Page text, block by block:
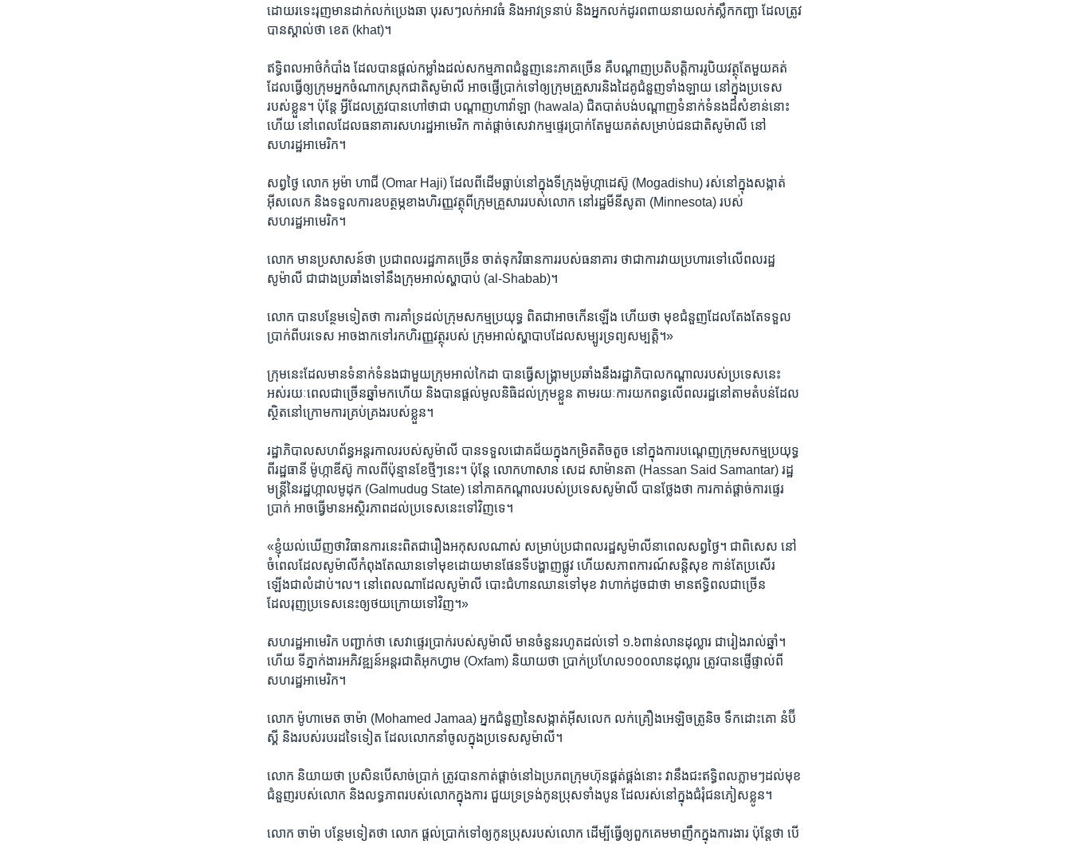
​ដោយ​រទេះ​រុញ​មាន​ដាក់លក់​ប្រេង​ឆា បុរសៗ​លក់អាវធំ និង​អាវទ្រនាប់ និង​អ្នក​លក់ដូរពពាយនាយលក់ស្លឹកកញ្ឆា ដែល​ត្រូវ​
បាន​ស្គាល់​ថា​ ខេត (khat)។
ឥទ្ធិពល​អាថ៌កំបាំង ​ដែល​បានផ្តល់​កម្លាំង​ដល់​សកម្មភាព​ជំនួញនេះ​ភាគច្រើន គឺបណ្តាញ​ប្រតិបត្តិការរូបិយវត្ថុ​តែ​មួយ​គត់ ​
ដែល​ធ្វើឲ្យ​ក្រុម​អ្នក​ចំណាក​ស្រុក​ជាតិ​សូម៉ាលី​ អាច​ផ្ញើ​ប្រាក់ទៅ​ឲ្យក្រុមគ្រួសារ​និង​ដៃ​គូ​ជំនួញ​ទាំងឡាយ នៅក្នុង​ប្រទេស​
របស់​ខ្លួន។​ ប៉ុន្តែ អ្វី​ដែល​ត្រូវ​បាន​ហៅថាជា ​បណ្តាញ​ហាវ៉ាឡា (hawala) ជិត​បាត់​បង់បណ្តាញ​ទំនាក់​ទំនង​ដ៏​សំខាន់​នោះ
ហើយ​ ​នៅ​ពេល​ដែល​ធនាគារ​សហរដ្ឋ​អាមេរិក​ កាត់​ផ្តាច់សេវាកម្មផ្ទេរប្រាក់តែ​មួយ​គត់សម្រាប់​ជន​ជាតិសូម៉ាលី​ នៅ
សហរដ្ឋអាមេរិក។
សព្វថ្ងៃ​ លោក អូម៉ា ហាជី (Omar Haji) ដែលពី​ដើមធ្លាប់​នៅ​ក្នុងទី​ក្រុង​ម៉ូហ្កាដេស៊ូ (Mogadishu) រស់​នៅក្នុងសង្កាត់
អ៊ីសលេក​ និង​ទទួល​ការ​ឧបត្ថម្ភ​ខាង​ហិរញ្ញវត្ថុ​ពី​ក្រុម​គ្រួសារ​របស់​លោក នៅរដ្ឋ​មីនីសូតា (Minnesota) របស់
សហរដ្ឋអាមេរិក​។
លោក មានប្រសាសន៍ថា ប្រជាពលរដ្ឋភាគ​ច្រើន ​ចាត់​ទុក​វិធានការ​របស់​ធនាគារ ថាជា​ការ​វាយ​ប្រហារ​ទៅលើពលរដ្ឋ​
សូម៉ាលី​ ជា​ជាង​ប្រឆាំងទៅនឹងក្រុម​អាល់​ស្ហាបាប់ (al-Shabab)។​
លោក បាន​បន្ថែម​ទៀត​ថា ​ការ​គាំទ្រ​ដល់​ក្រុម​សកម្ម​ប្រយុទ្ធ ពិត​ជាអាចកើន​ឡើង ហើយថា មុខ​ជំនួញដែល​តែង​តែទទួល​
ប្រាក់​ពី​បរទេស ​អាច​ងាក​ទៅ​រកហិរញ្ញវត្ថុរបស់ ​ក្រុម​អាល់​ស្ហាបាប​ដែលសម្បូរទ្រព្យសម្បត្តិ​។»
ក្រុម​នេះ​ដែលមានទំនាក់ទំនងជាមួយក្រុម​អាល់កៃដា​ បាន​ធ្វើសង្រ្គាម​ប្រឆាំង​នឹង​រដ្ឋាភិបាល​កណ្តាល​របស់ប្រទេសនេះ
អស់​រយៈ​ពេល​ជាច្រើន​ឆ្នាំ​មក​ហើយ​ និងបាន​ផ្តល់មូល​និធិ​ដល់ក្រុម​ខ្លួន​ តាម​រយៈ​ការយកពន្ធលើ​ពលរដ្ឋ​នៅ​តាមតំបន់​ដែល
ស្ថិត​នៅ​ក្រោម​ការគ្រប់គ្រង​របស់ខ្លួន។​
រដ្ឋាភិបាល​សហព័ន្ធអន្តរកាល​របស់​សូម៉ាលី​ បានទទួល​ជោគជ័យក្នុង​កម្រិត​តិចតួច នៅក្នុងការ​បណ្តេញ​ក្រុម​សកម្ម​ប្រយុទ្ធ​
ពីរដ្ឋធានី ​ម៉ូហ្កាឌីស៊ូ កាល​ពីប៉ុន្មាន​ខែថ្មីៗនេះ​។ ប៉ុន្តែ ​លោក​ហាសាន​ សេដ សាម៉ានតា ​(Hassan Said Samantar) រដ្ឋ
មន្ត្រីនៃរដ្ឋ​ហ្កាលមូដុក (Galmudug State​) នៅភាគ​កណ្តាល​របស់ប្រទេស​សូម៉ាលី ​បានថ្លែង​ថា ​ការ​កាត់​ផ្តាច់​ការ​ផ្ទេរ​
ប្រាក់ ​អាច​ធ្វើ​មាន​អស្ថិរភាព​ដល់ប្រទេស​នេះ​ទៅ​វិញ​ទេ​។
«​ខ្ញុំយល់​ឃើញ​ថាវិធានការ​នេះ​ពិត​ជារឿង​អកុសល​ណាស់ សម្រាប់​ប្រជា​ពលរដ្ឋសូម៉ាលី​នា​ពេល​សព្វ​ថ្ងៃ។​ ជា​ពិសេស នៅ​
ចំពេល​ដែល​សូម៉ាលី​កំពុង​តែ​ឈាន​ទៅ​មុខ​ដោយ​មាន​ផែនទី​បង្ហាញ​ផ្លូវ ហើយសភាពការណ៍សន្តិសុខ កាន់​តែ​ប្រសើរ​
ឡើងជា​លំដាប់។ល។ ​នៅ​ពេល​ណាដែល​សូម៉ាលី​ បោះជំហានឈាន​ទៅ​មុខ វា​ហាក់​ដូច​ជា​ថា មាន​ឥទ្ធិពល​ជាច្រើន​
ដែលរុញ​ប្រទេស​នេះ​ឲ្យ​ថយ​ក្រោយ​ទៅ​វិញ​។​»
សហរដ្ឋអាមេរិក​ បញ្ជាក់ថា​ សេវា​ផ្ទេរ​ប្រាក់របស់សូម៉ាលី មាន​ចំនួន​រហូត​ដល់ទៅ​ ១.៦​ពាន់​លាន​ដុល្លារ ជា​រៀង​រាល់​ឆ្នាំ​។ ​
ហើយ​ ​ទី​ភ្នាក់ងារ​អភិវឌ្ឍន៍​អន្តរជាតិអុកហ្វាម (Oxfam) និយាយ​ថា ប្រាក់​ប្រហែល​១០០​លាន​ដុល្លារ ​ត្រូវ​បាន​ផ្ញើ​ផ្ទាល់​ពី​
សហរដ្ឋ​អាមេរិក។ ​
លោក ម៉ូហាមេត ចាម៉ា (Mohamed Jamaa) អ្នក​ជំនួញនៃ​សង្កាត់​អ៊ីសលេក ​លក់​គ្រឿង​អេឡិចត្រូនិច​ ទឹកដោះគោ​ នំ​ប៊ី
ស្គី និង​របស់​របរ​ដទៃ​ទៀត ដែល​លោកនាំចូលក្នុងប្រទេស​សូម៉ាលី​។
លោក ​និយាយថា ​ប្រសិន​បើ​សាច់ប្រាក់​ ត្រូវ​បាន​កាត់​ផ្តាច់នៅ​ឯ​ប្រភព​ក្រុមហ៊ុន​ផ្គត់​ផ្គង់​នោះ ​វា​នឹង​ជះ​ឥទ្ធិពល​ភ្លាម​ៗ​ដល់​មុខ
ជំនួញ​របស់លោក ​និង​លទ្ធភាព​របស់​លោកក្នុង​ការ​ ​ជួយ​ទ្រ​ទ្រង់កូនប្រុស​ទាំង​បូន​ ​ដែល​រស់​នៅ​ក្នុង​ជំរុំ​ជនភៀស​ខ្លូន​។
លោក ​ចាម៉ា​ បន្ថែម​ទៀតថា លោក ​ផ្តល់​ប្រាក់​ទៅឲ្យ​កូន​ប្រុសរបស់​លោក ដើម្បី​ធ្វើ​ឲ្យពួក​គេមមាញឹក​ក្នុង​ការងារ​ ប៉ុន្តែថា បើ